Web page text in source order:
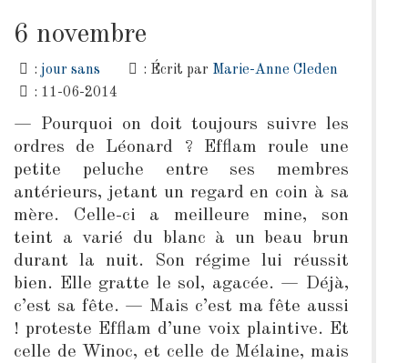
6 novembre
:jour sans : Écrit par Marie-Anne Cleden
: 11-06-2014
— Pourquoi on doit toujours suivre les
ordres de Léonard ? Efflam roule une
petite peluche entre ses membres
antérieurs, jetant un regard en coin à sa
mère. Celle-ci a meilleure mine, son
teint a varié du blanc à un beau brun
durant la nuit. Son régime lui réussit
bien. Elle gratte le sol, agacée. — Déjà,
c’est sa fête. — Mais c’est ma fête aussi
! proteste Efflam d’une voix plaintive. Et
celle de Winoc, et celle de Mélaine, mais